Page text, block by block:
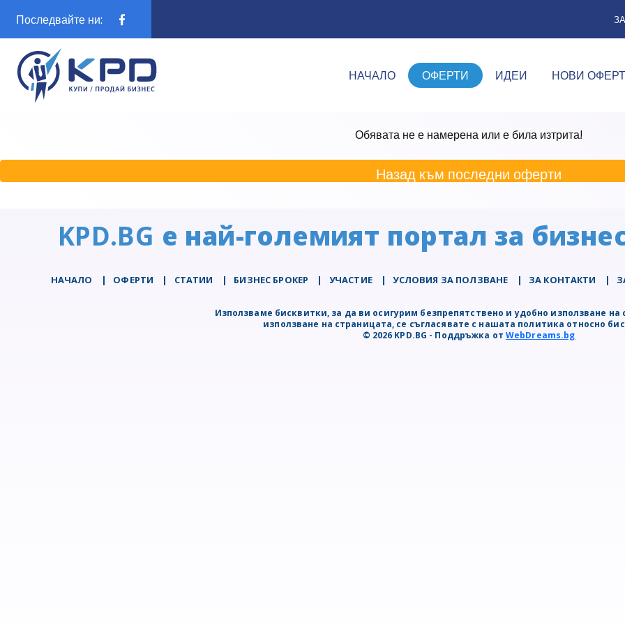
Последвайте ни:
НАЧАЛО ОФЕРТИ ИДЕИ НОВИ
Обявата не е намерена или е била изтрита!
Назад към последни оферти
KPD.BG е най-големият портал за
НАЧАЛО | ОФЕРТИ | СТАТИИ | БИЗНЕС БРОКЕР | УЧАСТИЕ | УСЛОВИЯ ЗА ПОЛЗВАНЕ | ЗА КОНТАКТИ |
Използваме бисквитки, за да ви осигурим безпрепятствено и удобно използване
използване на страницата, се съгласявате с нашата политика относно
© 2026 KPD.BG - Поддръжка отWebDreams.bg